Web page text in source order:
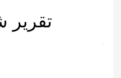
تقرير شهر